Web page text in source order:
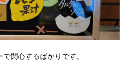
関心するばかりです。